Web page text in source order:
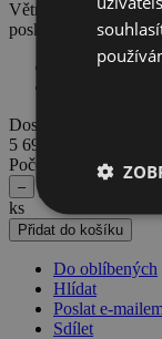
Větrná ochrana pro
poskytuje maximální
Katalogové
Dostupnost:
Není
5 696 Kč
Počet
– +
ks
Přidat do košíku
Do oblíbených
Hlídat
Poslat e-
Sdílet